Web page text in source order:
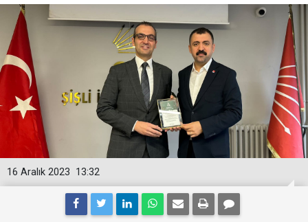
13:32
16 Aralık 2023